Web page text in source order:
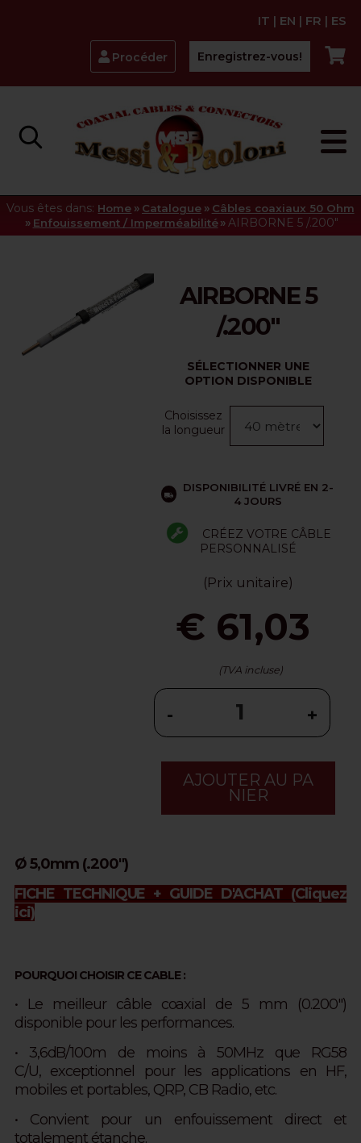
IT | EN | FR | ES
Procéder Enregistrez-vous!
Vous êtes dans: Home » Catalogue » Câbles coaxiaux 50 Ohm
» Enfouissement / Imperméabilité »AIRBORNE 5 /.200"
AIRBORNE 5
/.200"
SÉLECTIONNER UNE
OPTION DISPONIBLE
Choisissez
la longueur
DISPONIBILITÉ LIVRÉ EN 2-
4 JOURS
CRÉEZ VOTRE CÂBLE
PERSONNALISÉ
(Prix unitaire)
€ 61,03
(TVA incluse)
- +
AJOUTER AU PA
NIER
Ø 5,0mm (.200")
FICHE TECHNIQUE + GUIDE D'ACHAT (Cliquez
ici)
POURQUOI CHOISIR CE CABLE :
• Le meilleur câble coaxial de 5 mm (0.200")
disponible pour les performances.
• 3,6dB/100m de moins à 50MHz que RG58
C/U, exceptionnel pour les applications en HF,
mobiles et portables, QRP, CB Radio, etc.
• Convient pour un enfouissement direct et
totalement étanche.